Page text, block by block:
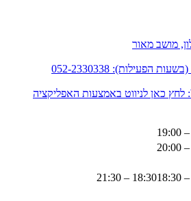
(בשעות הפעילות): 052-2330338
לחץ כאן לניווט באמצעות האפליקציה
18:30 – 21:30